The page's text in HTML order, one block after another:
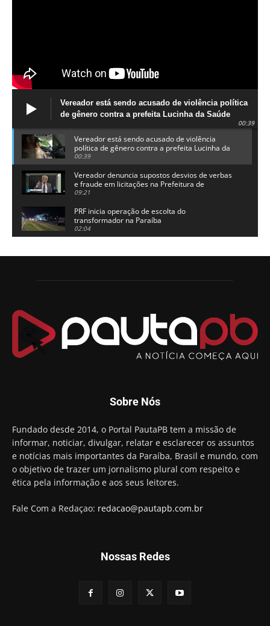
Vereador está sendo acusado de violência política
de gênero contra a prefeita Lucinha da Saúde
00:39
Vereador está sendo acusado de violência
política de gênero contra a prefeita Lucinha da
Saúde
00:39
Vereador denuncia supostos desvios de verbas
e fraude em licitações na Prefeitura de
Alhandra
09:21
PRF inicia operação de escolta do
transformador na Paraíba
02:04
candidatura a governador da Paraíba
Chapa dos sonhos: Cícero agradece a Galdino,
Arthur Lira parabeniza Karla Pimentel por sua
reeleição em Conde
00:23
Aguinaldo Ribeiro destaca apoio do PP a Hugo
preso e faz vídeo na cadeia
Hugo Motta retira projeto que permitia bancos
"confiscar" dinheiro de clientes
01:49
Descaso da gestão Panta deixa crianças e
professoras 'ilhadas' em creche
00:16
Sobre Nós
Fundado desde 2014, o Portal PautaPB tem a missão de
informar, noticiar, divulgar, relatar e esclarecer os assuntos
e notícias mais importantes da Paraíba, Brasil e mundo, com
o objetivo de trazer um jornalismo plural com respeito e
ética pela informação e aos seus leitores.
Fale Com a Redaçao: redacao@pautapb.com.br
Nossas Redes